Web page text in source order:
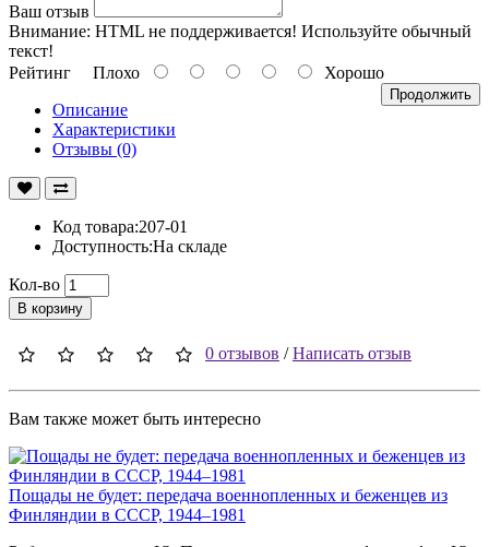
Ваш отзыв
Внимание: HTML не поддерживается! Используйте обычный
текст!
Рейтинг Плохо Хорошо
Продолжить
Описание
Характеристики
Отзывы (0)
Код товара:207-01
Доступность:На складе
Кол-во
В корзину
0 отзывов /Написать отзыв
Вам также может быть интересно
Пощады не будет: передача военнопленных и беженцев из
Финляндии в СССР, 1944–1981